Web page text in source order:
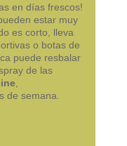
en días frescos!
estar muy
es corto, lleva
o botas de
puede resbalar
de las
de semana.